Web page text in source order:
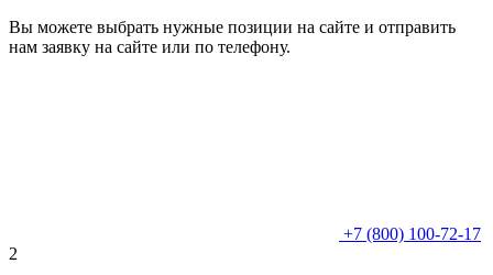
Вы можете выбрать нужные позиции на сайте и отправить
нам заявку на сайте или по телефону.
+7 (800) 100-72-17
2